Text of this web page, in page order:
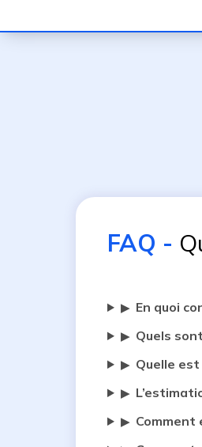
FAQ -
▶ En quoi
▶ Quels
▶ Quelle
▶
▶ Comment